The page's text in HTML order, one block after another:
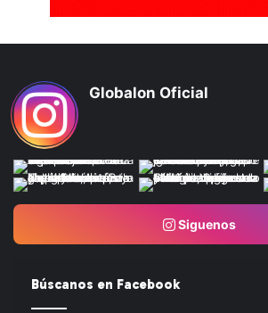
Globalon Oficial
Siguenos
Búscanos en Facebook